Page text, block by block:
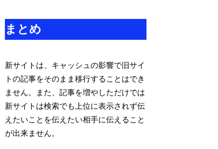
まとめ
新サイトは、キャッシュの影響で旧サイ
トの記事をそのまま移行することはでき
ません。また、記事を増やしただけでは
新サイトは検索でも上位に表示されず伝
えたいことを伝えたい相手に伝えること
が出来ません。